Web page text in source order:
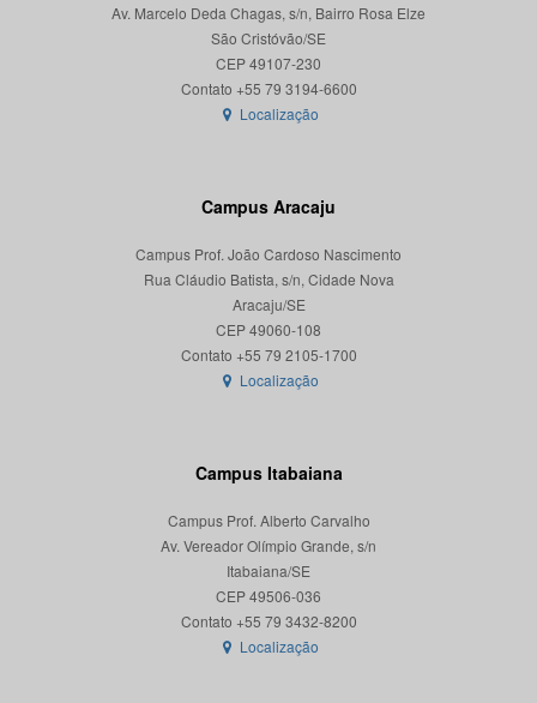
Av. Marcelo Deda Chagas, s/n, Bairro Rosa Elze
São Cristóvão/SE
CEP 49107-230
Localização
Campus Aracaju
Campus Prof. João Cardoso Nascimento
Rua Cláudio Batista, s/n, Cidade Nova
Aracaju/SE
CEP 49060-108
Localização
Campus Itabaiana
Campus Prof. Alberto Carvalho
Av. Vereador Olímpio Grande, s/n
Itabaiana/SE
CEP 49506-036
Localização